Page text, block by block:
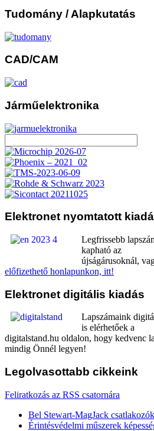
Tudomány / Alapkutatás
CAD/CAM
Járműelektronika
Elektronet nyomtatott
Legfrissebb
kapható az
újságárusoknál,
előfizethető honlapunkon, itt!
Elektronet digitális kiadás
Lapszámaink
is elérhetőek a
digitalstand.hu oldalon, hogy kedvenc
mindig Önnél legyen!
Legolvasottabb cikkeink
Feliratkozás az RSS csatornára
Bel Stewart-MagJack csatlakozók
Érintésvédelmi műszerek